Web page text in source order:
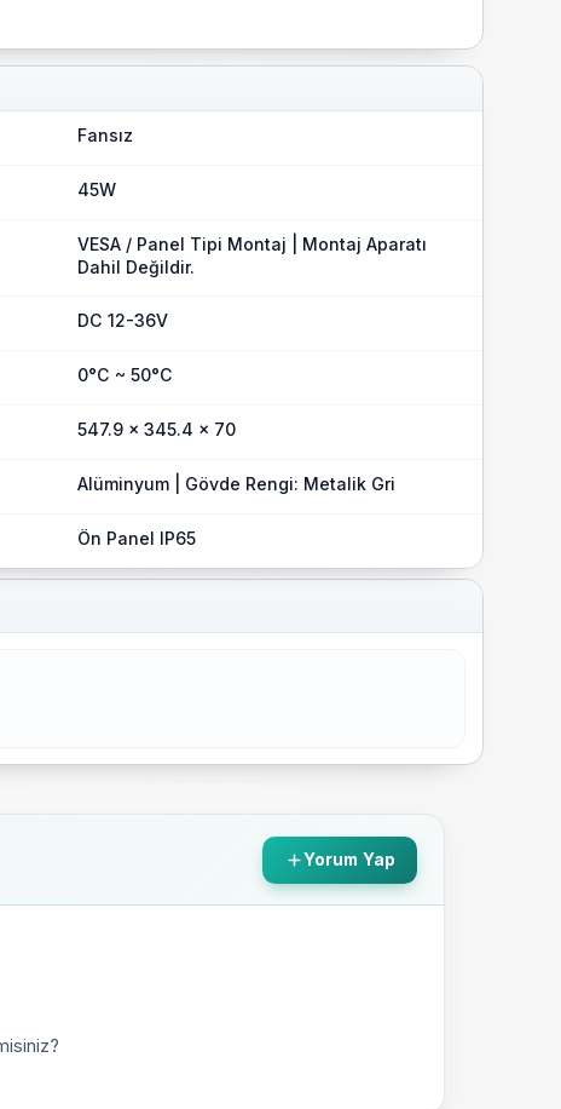
Fansız
45W
VESA / Panel Tipi Montaj | Montaj Aparatı
Dahil Değildir.
DC 12-36V
0°C ~ 50°C
547.9 x 345.4 x 70
Alüminyum | Gövde Rengi: Metalik Gri
Ön Panel IP65
Yorum Yap